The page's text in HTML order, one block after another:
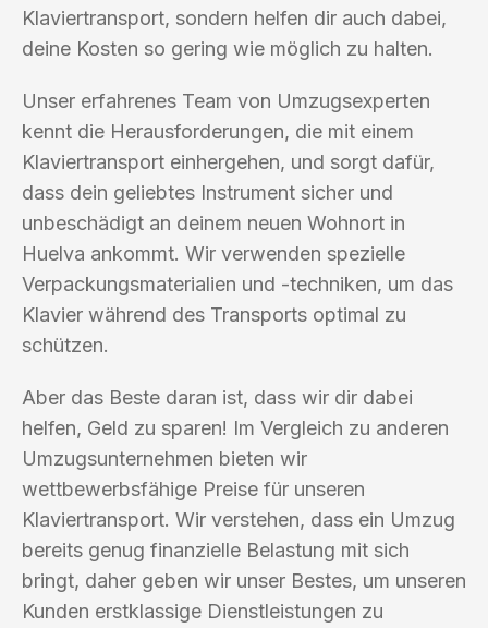
Klaviertransport, sondern helfen dir auch dabei,
deine Kosten so gering wie möglich zu halten.
Unser erfahrenes Team von Umzugsexperten
kennt die Herausforderungen, die mit einem
Klaviertransport einhergehen, und sorgt dafür,
dass dein geliebtes Instrument sicher und
unbeschädigt an deinem neuen Wohnort in
Huelva ankommt. Wir verwenden spezielle
Verpackungsmaterialien und -techniken, um das
Klavier während des Transports optimal zu
schützen.
Aber das Beste daran ist, dass wir dir dabei
helfen, Geld zu sparen! Im Vergleich zu anderen
Umzugsunternehmen bieten wir
wettbewerbsfähige Preise für unseren
Klaviertransport. Wir verstehen, dass ein Umzug
bereits genug finanzielle Belastung mit sich
bringt, daher geben wir unser Bestes, um unseren
Kunden erstklassige Dienstleistungen zu